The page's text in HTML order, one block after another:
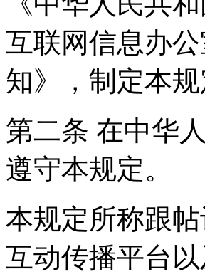
互联网信息办
知》，制定本规
第二条 在中华
遵守本规定。
本规定所称跟
互动传播平台